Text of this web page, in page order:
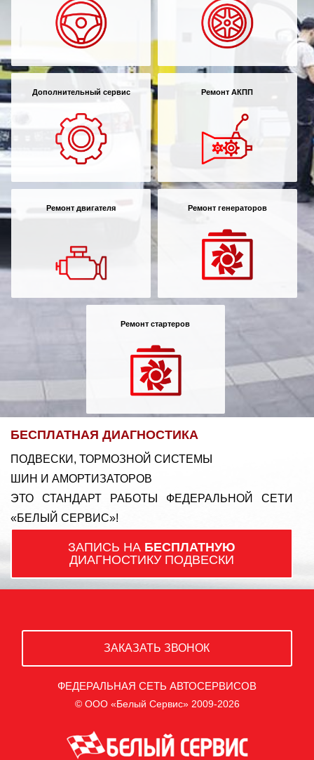
Дополнительный сервис Ремонт АКПП
Ремонт двигателя Ремонт генераторов
Ремонт стартеров
БЕСПЛАТНАЯ ДИАГНОСТИКА
ПОДВЕСКИ, ТОРМОЗНОЙ СИСТЕМЫ
ШИН И АМОРТИЗАТОРОВ
ЭТО СТАНДАРТ РАБОТЫ ФЕДЕРАЛЬНОЙ СЕТИ
«БЕЛЫЙ СЕРВИС»!
ЗАПИСЬ НА БЕСПЛАТНУЮ
ДИАГНОСТИКУ ПОДВЕСКИ
ЗАКАЗАТЬ ЗВОНОК
ФЕДЕРАЛЬНАЯ СЕТЬ АВТОСЕРВИСОВ
© ООО «Белый Сервис» 2009-2026